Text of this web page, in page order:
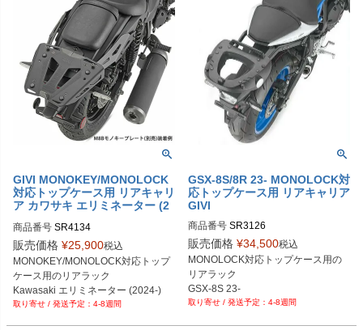
GIVI MONOKEY/MONOLOCK
対応トップケース用 リアキャリ
ア カワサキ エリミネーター (2
商品番号 SR4134
販売価格 ¥25,900税込
MONOKEY/MONOLOCK対応トップ
ケース用のリアラック
Kawasaki エリミネーター (2024-)
4-8週間
GSX-8S/8R 23- MONOLOCK対
応トップケース用 リアキャリア
GIVI
商品番号 SR3126
販売価格 ¥34,500税込
MONOLOCK対応トップケース用の
リアラック
GSX-8S 23-
GSX-8R 23-
4-8週間